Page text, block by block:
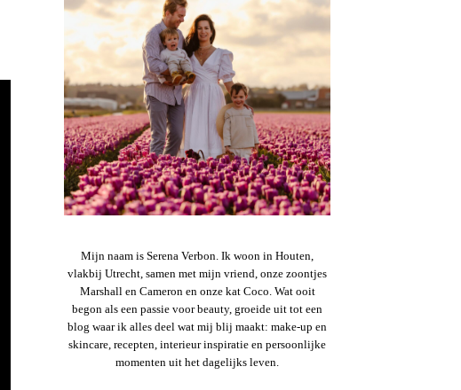
Mijn naam is Serena Verbon. Ik woon in Houten,
vlakbij Utrecht, samen met mijn vriend, onze zoontjes
Marshall en Cameron en onze kat Coco. Wat ooit
begon als een passie voor beauty, groeide uit tot een
blog waar ik alles deel wat mij blij maakt: make-up en
skincare, recepten, interieur inspiratie en persoonlijke
momenten uit het dagelijks leven.